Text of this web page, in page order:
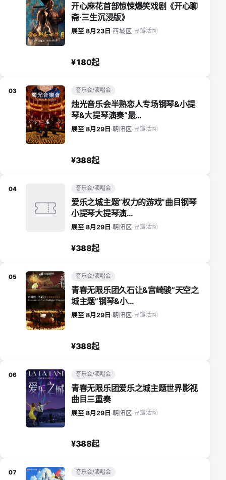
开心麻花首部惊悚爆笑戏剧《开心聊
斋·三生沉浸版》
展至 8月23日 ·西城区·豆瓣活动
¥180起
03 音乐会/演唱会
烛光音乐会半熟恋人专场钢琴&小提
琴&大提琴演奏“最…
展至 8月29日 ·朝阳区·豆瓣活动
¥388起
04 音乐会/演唱会
爱乐之城主题“权力的游戏”曲目钢琴
小提琴大提琴演…
展至 8月29日 ·朝阳区·豆瓣活动
¥388起
05 音乐会/演唱会
青春无限乐团久石让&宫崎骏“天空之
城主题”钢琴&小…
展至 8月29日 ·朝阳区·豆瓣活动
¥388起
06 音乐会/演唱会
青春无限乐团爱乐之城主题世界影视
曲目三重奏
展至 8月29日 ·朝阳区·豆瓣活动
¥388起
07 音乐会/演唱会